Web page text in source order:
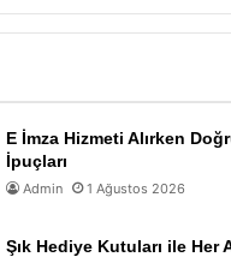
E İmza Hizmeti Alırken
İpuçları
Admin 1 Ağustos 2026
Şık Hediye Kutuları ile Her